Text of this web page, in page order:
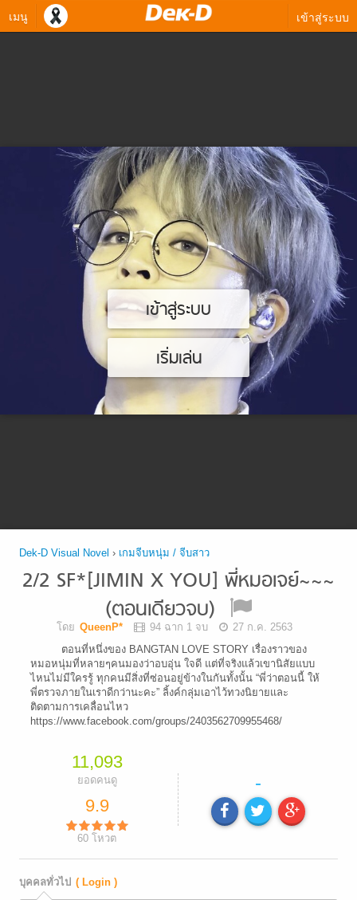
เมนู เข้าสู่ระบบ
เข้าสู่ระบบ
เริ่มเล่น
Dek-D Visual Novel › เกมจีบหนุ่ม / จีบสาว
2/2 SF*[JIMIN X YOU] พี่หมอเจย์~~~
(ตอนเดียวจบ)
โดย QueenP* 94 ฉาก 1 จบ
27 ก.ค. 2563
ตอนที่หนึ่งของ BANGTAN LOVE STORY เรื่องราวของ
หมอหนุ่มที่หลายๆคนมองว่าอบอุ่น ใจดี แต่ที่จริงแล้วเขานิสัยแบบ
ไหนไม่มีใครรู้ ทุกคนมีสิ่งที่ซ่อนอยู่ข้างในกันทั้งนั้น “พี่ว่าตอนนี้ ให้
พี่ตรวจภายในเราดีกว่านะคะ” ลิ้งค์กลุ่มเอาไว้ทวงนิยายและ
ติดตามการเคลื่อนไหว
https://www.facebook.com/groups/2403562709955468/
11,093
ยอดคนดู
9.9
60 โหวต
-
บุคคลทั่วไป ( Login )